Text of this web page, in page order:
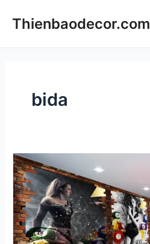
Thienbaodecor.com
bida